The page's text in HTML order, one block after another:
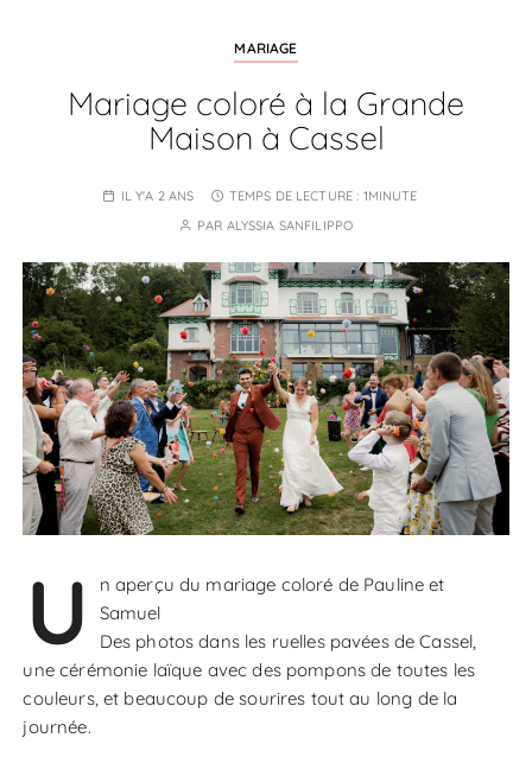
MARIAGE
Mariage coloré à la Grande
Maison à Cassel
IL Y'A 2 ANS TEMPS DE LECTURE : 1MINUTE
PAR ALYSSIA SANFILIPPO
U
n aperçu du mariage coloré de Pauline et
Samuel
Des photos dans les ruelles pavées de Cassel,
une cérémonie laïque avec des pompons de toutes les
couleurs, et beaucoup de sourires tout au long de la
journée.